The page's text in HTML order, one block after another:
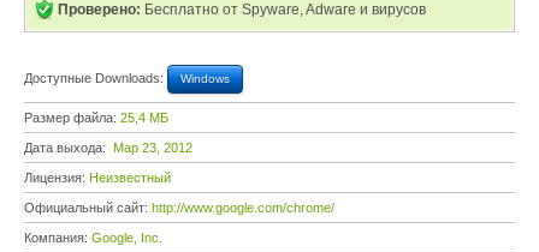
Проверено: Бесплатно от Spyware, Adware и вирусов
Доступные Downloads: Windows
Размер файла: 25,4 МБ
Дата выхода: Мар 23, 2012
Лицензия: Неизвестный
Официальный сайт: http://www.google.com/chrome/
Компания: Google, Inc.